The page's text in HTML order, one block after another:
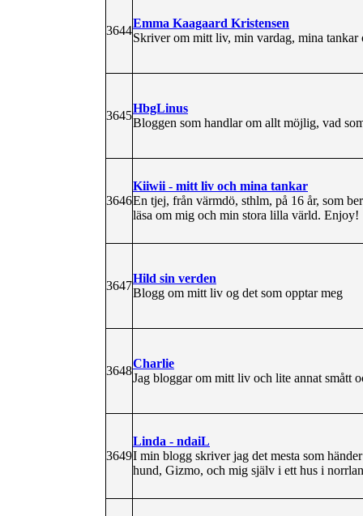
3644
Emma Kaagaard Kristensen
Skriver om mitt liv, min vardag, mina tankar
3645
HbgLinus
Bloggen som handlar om allt möjlig, vad
3646
Kiiwii - mitt liv och mina tankar
En tjej, från värmdö, sthlm, på 16 år, som
läsa om mig och min stora lilla värld. Enjoy!
3647
Hild sin verden
Blogg om mitt liv og det som opptar meg
3648
Charlie
Jag bloggar om mitt liv och lite annat smått
3649
Linda - ndaiL
I min blogg skriver jag det mesta som
hund, Gizmo, och mig själv i ett hus i